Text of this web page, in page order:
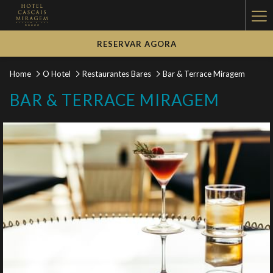
RESERVAR AGORA
Home O Hotel Restaurantes Bares Bar & Terrace Miragem
BAR & TERRACE MIRAGEM